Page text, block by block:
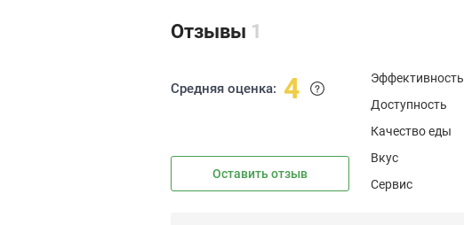
Отзывы 1
Средняя оценка: 4
Оставить отзыв
Эффективность
Доступность
Качество еды
Вкус
Сервис